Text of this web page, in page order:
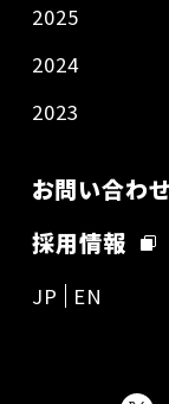
2025
2024
2023
お問い合わせ
採用情報
JP EN